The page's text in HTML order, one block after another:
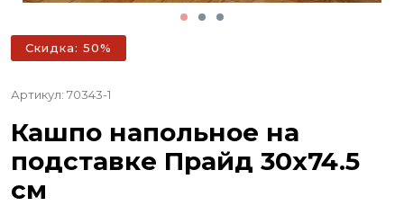
Скидка: 50%
Артикул: 70343-1
Кашпо напольное на
подставке Прайд 30х74.5
см